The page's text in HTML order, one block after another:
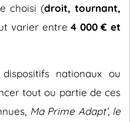
choisi (droit, tournant,
varier entre4 000 € et
nationaux ou
tout ou partie de ces
Ma Prime Adapt’, le